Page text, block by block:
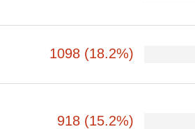
1098 (18.2%)
918 (15.2%)